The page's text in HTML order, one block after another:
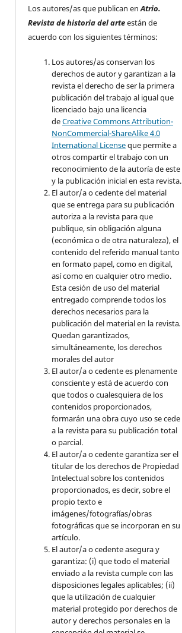
Los autores/as que publican enAtrio.
Revista de historia del arteestán de
acuerdo con los siguientes términos:
Los autores/as conservan los
derechos de autor y garantizan a la
revista el derecho de ser la primera
publicación del trabajo al igual que
licenciado bajo una licencia
deCreative Commons Attribution-
NonCommercial-ShareAlike 4.0
International Licenseque permite a
otros compartir el trabajo con un
reconocimiento de la autoría de este
y la publicación inicial en esta revista.
El autor/a o cedente del material
que se entrega para su publicación
autoriza a la revista para que
publique, sin obligación alguna
(económica o de otra naturaleza), el
contenido del referido manual tanto
en formato papel, como en digital,
así como en cualquier otro medio.
Esta cesión de uso del material
entregado comprende todos los
derechos necesarios para la
publicación del material en la revista.
Quedan garantizados,
simultáneamente, los derechos
morales del autor
El autor/a o cedente es plenamente
consciente y está de acuerdo con
que todos o cualesquiera de los
contenidos proporcionados,
formarán una obra cuyo uso se cede
a la revista para su publicación total
o parcial.
El autor/a o cedente garantiza ser el
titular de los derechos de Propiedad
Intelectual sobre los contenidos
proporcionados, es decir, sobre el
propio texto e
imágenes/fotografías/obras
fotográficas que se incorporan en su
artículo.
El autor/a o cedente asegura y
garantiza: (i) que todo el material
enviado a la revista cumple con las
disposiciones legales aplicables; (ii)
que la utilización de cualquier
material protegido por derechos de
autor y derechos personales en la